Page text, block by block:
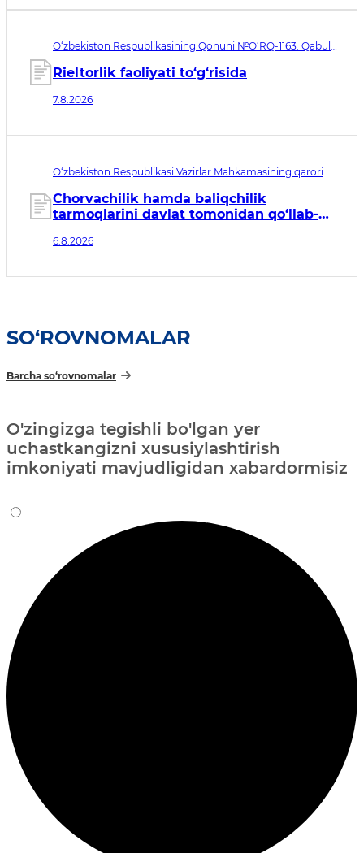
O‘zbekiston Respublikasining Qonuni №O‘RQ-1163. Qabul
Rieltorlik faoliyati to‘g‘risida
7.8.2026
O‘zbekiston Respublikasi Vazirlar Mahkamasining qarori
sanasi 07.08.2026
Chorvachilik hamda baliqchilik
tarmoqlarini davlat tomonidan qo‘llab-
tadbirlari to‘g‘risida
6.8.2026
SO‘ROVNOMALAR
Barcha so‘rovnomalar
O'zingizga tegishli bo'lgan yer
uchastkangizni xususiylashtirish
imkoniyati mavjudligidan xabardormisiz